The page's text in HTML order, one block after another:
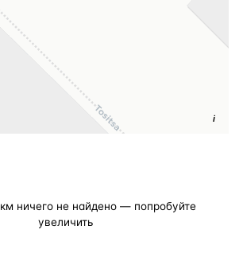
i
км ничего не найдено — попробуйте
увеличить